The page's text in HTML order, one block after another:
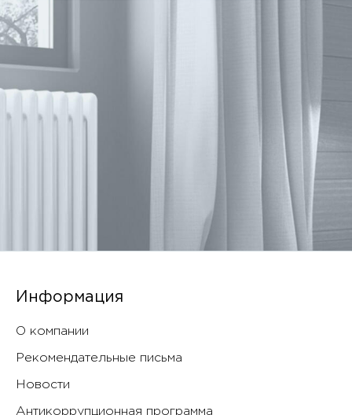
Информация
О компании
Рекомендательные письма
Новости
Антикоррупционная программа